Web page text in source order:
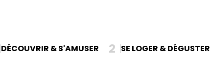
DÉCOUVRIR & S'AMUSER 2 SE LOGER & DÉGUSTER